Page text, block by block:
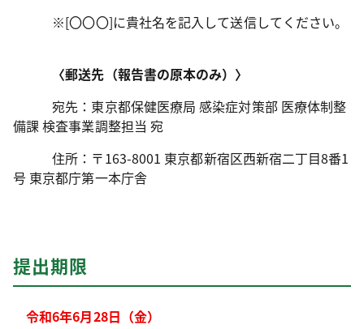
※[〇〇〇]に貴社名を記入して送信してください。
〈郵送先（報告書の原本のみ）〉
宛先：東京都保健医療局 感染症対策部 医療体制整
備課 検査事業調整担当 宛
住所：〒163-8001 東京都新宿区西新宿二丁目8番1
号 東京都庁第一本庁舎
提出期限
令和6年6月28日（金）